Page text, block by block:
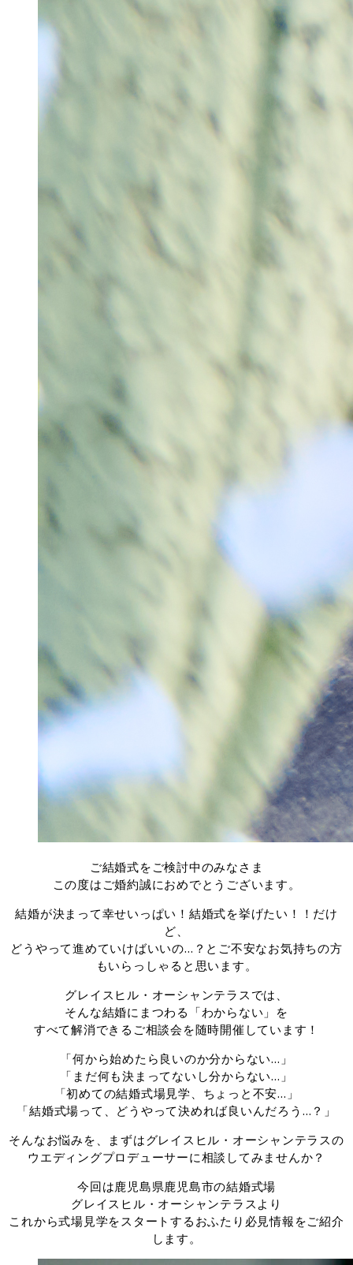
ご結婚式をご検討中のみなさま
この度はご婚約誠におめでとうございます。
結婚が決まって幸せいっぱい！結婚式を挙げたい！！だけ
ど、
どうやって進めていけばいいの…？とご不安なお気持ちの方
もいらっしゃると思います。
グレイスヒル・オーシャンテラスでは、
そんな結婚にまつわる「わからない」を
すべて解消できるご相談会を随時開催しています！
「何から始めたら良いのか分からない…」
「まだ何も決まってないし分からない…」
「初めての結婚式場見学、ちょっと不安…」
「結婚式場って、どうやって決めれば良いんだろう…？」
そんなお悩みを、まずはグレイスヒル・オーシャンテラスの
ウエディングプロデューサーに相談してみませんか？
今回は鹿児島県鹿児島市の結婚式場
グレイスヒル・オーシャンテラスより
これから式場見学をスタートするおふたり必見情報をご紹介
します。